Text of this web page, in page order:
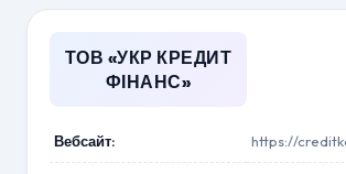
ТОВ «УКР КРЕДИТ
ФІНАНС»
Вебсайт: https://